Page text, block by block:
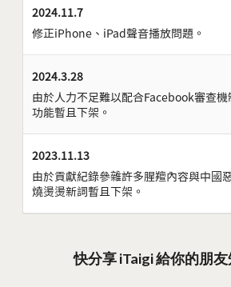
2024.11.7
修正iPhone、iPad聲音播放問題。
2024.3.28
由於人力不足難以配合Facebook審查
功能暫且下架。
2023.11.13
由於貢獻紀錄參雜許多腥羶內容與中國
燒燙燙新詞暫且下架。
快分享 iTaigi 給你的朋友